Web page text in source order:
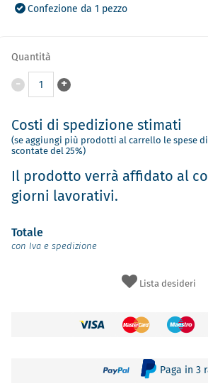
Confezione da 1 pezzo
Quantità
- 1 +
Costi di spedizione stimati
(se aggiungi più prodotti al carrello le spese
scontate del 25%)
Il prodotto verrà affidato al
giorni lavorativi.
Totale
con Iva e spedizione
Lista desideri
Paga in 3